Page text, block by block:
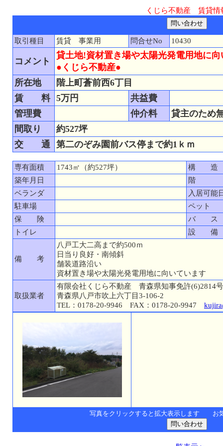
くじら不動産 賃貸情
取引種目 賃貸 事業用 問合せNo 10430
コメント
貸土地!資材置き場や太陽光発電用地に
●くじら不動産●
所在地
階上町蒼前西6丁目
賃 料 5万円
共益費
管理費
仲介料
貸主のため
間取り
約527坪
交 通 第二のぞみ園前バス停まで約1ｋｍ
専有面積 1743㎡（約527坪）
構 造
築年月日
階
ベランダ
入居可能
駐車場
ペット
保 険
バ ス
トイレ
設 備
備 考
八戸工大二高まで約500ｍ
日当り良好・南傾斜
舗装道路沿い
資材置き場や太陽光発電用地に向いています
取扱業者
有限会社くじら不動産 青森県知事免許(6)2814号
青森県八戸市吹上六丁目3-106-2
TEL：0178-20-9946 FAX：0178-20-9947
写真をクリックすると拡大表示します お